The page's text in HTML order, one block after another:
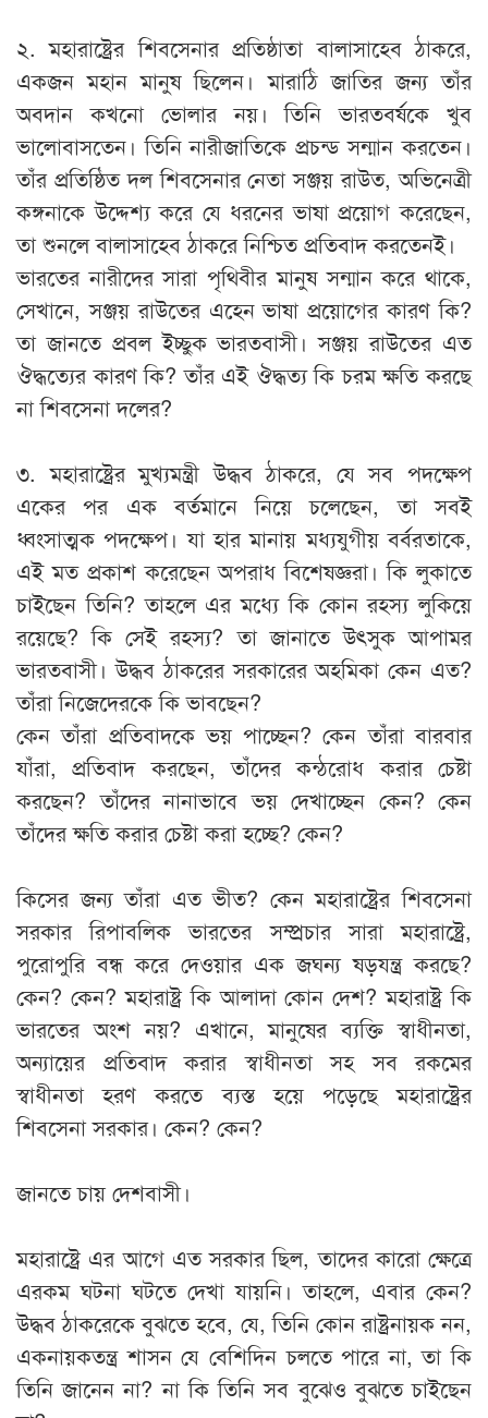
২. মহারাষ্ট্রের শিবসেনার প্রতিষ্ঠাতা বালাসাহেব ঠাকরে,
একজন মহান মানুষ ছিলেন। মারাঠি জাতির জন্য তাঁর
অবদান কখনো ভোলার নয়। তিনি ভারতবর্ষকে খুব
ভালোবাসতেন। তিনি নারীজাতিকে প্রচন্ড সন্মান করতেন।
তাঁর প্রতিষ্ঠিত দল শিবসেনার নেতা সঞ্জয় রাউত, অভিনেত্রী
কঙ্গনাকে উদ্দেশ্য করে যে ধরনের ভাষা প্রয়োগ করেছেন,
তা শুনলে বালাসাহেব ঠাকরে নিশ্চিত প্রতিবাদ করতেনই।
ভারতের নারীদের সারা পৃথিবীর মানুষ সন্মান করে থাকে,
সেখানে, সঞ্জয় রাউতের এহেন ভাষা প্রয়োগের কারণ কি?
তা জানতে প্রবল ইচ্ছুক ভারতবাসী। সঞ্জয় রাউতের এত
ঔদ্ধত্যের কারণ কি? তাঁর এই ঔদ্ধত্য কি চরম ক্ষতি করছে
না শিবসেনা দলের?
৩. মহারাষ্ট্রের মুখ্যমন্ত্রী উদ্ধব ঠাকরে, যে সব পদক্ষেপ
একের পর এক বর্তমানে নিয়ে চলেছেন, তা সবই
ধ্বংসাত্মক পদক্ষেপ। যা হার মানায় মধ্যযুগীয় বর্বরতাকে,
এই মত প্রকাশ করেছেন অপরাধ বিশেষজ্ঞরা। কি লুকাতে
চাইছেন তিনি? তাহলে এর মধ্যে কি কোন রহস্য লুকিয়ে
রয়েছে? কি সেই রহস্য? তা জানাতে উৎসুক আপামর
ভারতবাসী। উদ্ধব ঠাকরের সরকারের অহমিকা কেন এত?
তাঁরা নিজেদেরকে কি ভাবছেন?
কেন তাঁরা প্রতিবাদকে ভয় পাচ্ছেন? কেন তাঁরা বারবার
যাঁরা, প্রতিবাদ করছেন, তাঁদের কন্ঠরোধ করার চেষ্টা
করছেন? তাঁদের নানাভাবে ভয় দেখাচ্ছেন কেন? কেন
তাঁদের ক্ষতি করার চেষ্টা করা হচ্ছে? কেন?
কিসের জন্য তাঁরা এত ভীত? কেন মহারাষ্ট্রের শিবসেনা
সরকার রিপাবলিক ভারতের সম্প্রচার সারা মহারাষ্ট্রে,
পুরোপুরি বন্ধ করে দেওয়ার এক জঘন্য ষড়যন্ত্র করছে?
কেন? কেন? মহারাষ্ট্র কি আলাদা কোন দেশ? মহারাষ্ট্র কি
ভারতের অংশ নয়? এখানে, মানুষের ব্যক্তি স্বাধীনতা,
অন্যায়ের প্রতিবাদ করার স্বাধীনতা সহ সব রকমের
স্বাধীনতা হরণ করতে ব্যস্ত হয়ে পড়েছে মহারাষ্ট্রের
শিবসেনা সরকার। কেন? কেন?
জানতে চায় দেশবাসী।
মহারাষ্ট্রে এর আগে এত সরকার ছিল, তাদের কারো ক্ষেত্রে
এরকম ঘটনা ঘটতে দেখা যায়নি। তাহলে, এবার কেন?
উদ্ধব ঠাকরেকে বুঝতে হবে, যে, তিনি কোন রাষ্ট্রনায়ক নন,
একনায়কতন্ত্র শাসন যে বেশিদিন চলতে পারে না, তা কি
তিনি জানেন না? না কি তিনি সব বুঝেও বুঝতে চাইছেন